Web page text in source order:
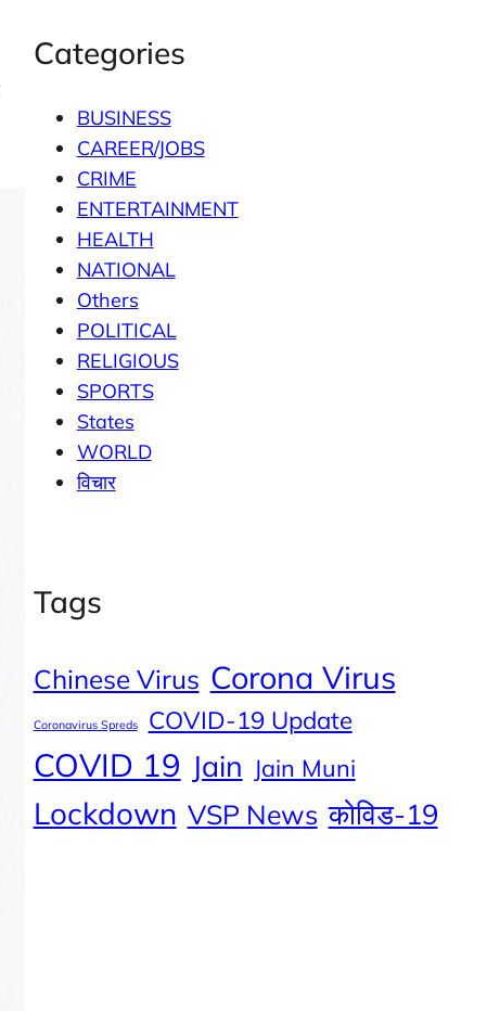
Categories
BUSINESS
CAREER/JOBS
CRIME
ENTERTAINMENT
HEALTH
NATIONAL
Others
POLITICAL
RELIGIOUS
SPORTS
States
WORLD
विचार
Tags
Chinese Virus Corona Virus
Coronavirus Spreds COVID-19 Update
COVID 19 Jain Jain Muni
Lockdown VSP News कोविड-19